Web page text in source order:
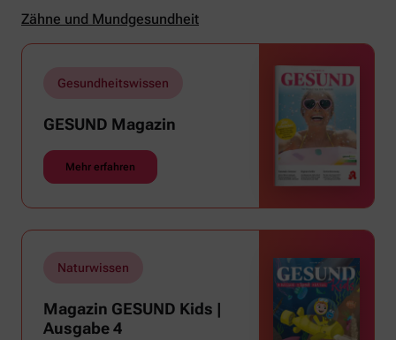
Zähne und Mundgesundheit
Gesundheitswissen
GESUND Magazin
Mehr erfahren
Naturwissen
Magazin GESUND Kids |
Ausgabe 4